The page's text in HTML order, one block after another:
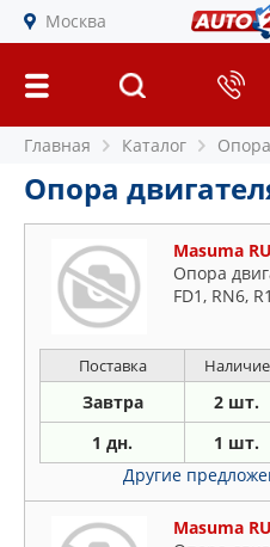
Москва
Главная Каталог
Опора
Masuma
Опора
FD1, RN6,
Поставка Наличие
Завтра 2 шт.
1 дн. 1 шт.
Другие
Masuma